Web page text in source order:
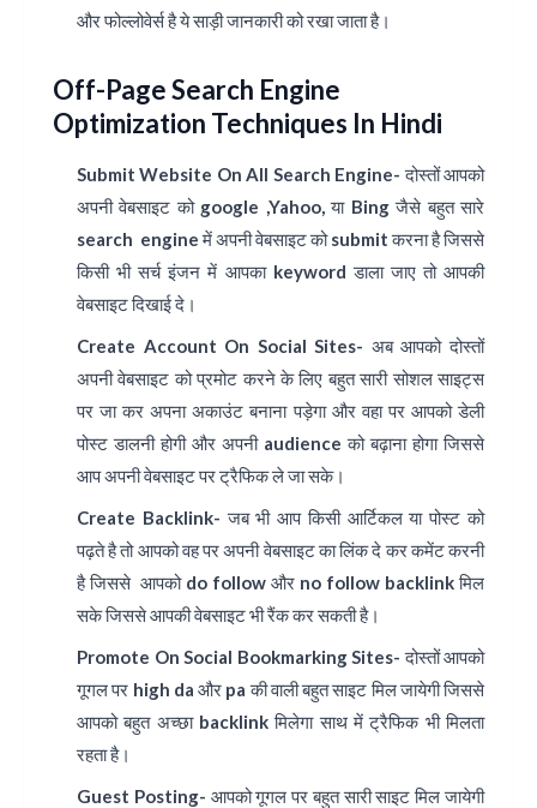
और फोल्लोवेर्स है ये साड़ी जानकारी को रखा जाता है।
Off-Page Search Engine
Optimization Techniques In Hindi
Submit Website On All Search Engine-दोस्तों आपको
अपनी वेबसाइट कोgoogle ,Yahoo, या Bingजैसे बहुत सारे
search engineमें अपनी वेबसाइट को submit करना है जिससे
किसी भी सर्च इंजन में आपकाkeywordडाला जाए तो आपकी
वेबसाइट दिखाई दे।
Create Account On Social Sites- अब आपको दोस्तों
अपनी वेबसाइट को प्रमोट करने के लिए बहुत सारी सोशल साइट्स
पर जा कर अपना अकाउंट बनाना पड़ेगा और वहा पर आपको डेली
पोस्ट डालनी होगी और अपनी audience को बढ़ाना होगा जिससे
आप अपनी वेबसाइट पर ट्रैफिक ले जा सके।
Create Backlink-जब भी आप किसी आर्टिकल या पोस्ट को
पढ़ते है तो आपको वह पर अपनी वेबसाइट का लिंक दे कर कमेंट करनी
है जिससे आपको do follow और no follow backlink मिल
सके जिससे आपकी वेबसाइट भी रैंक कर सकती है।
Promote On Social Bookmarking Sites-दोस्तों आपको
गूगल पर high da और pa की वाली बहुत साइट मिल जायेगी जिससे
आपको बहुत अच्छा backlink मिलेगा साथ में ट्रैफिक भी मिलता
रहता है।
Guest Posting- आपको गूगल पर बहुत सारी साइट मिल जायेगी